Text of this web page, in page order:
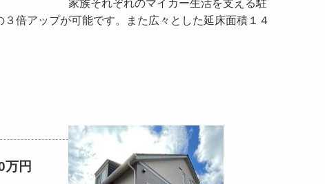
家族それぞれのマイカー生活を支える駐
倍アップが可能です。また広々とした延床面積１４
万円